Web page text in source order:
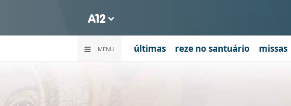
MENU últimas reze no santuário missas